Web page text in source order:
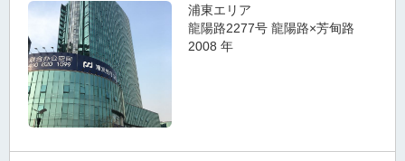
浦東エリア
龍陽路2277号 龍陽路×芳甸路
2008 年